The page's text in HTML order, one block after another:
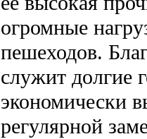
огромные
пешеходов.
служит долгие
экономически
регулярной